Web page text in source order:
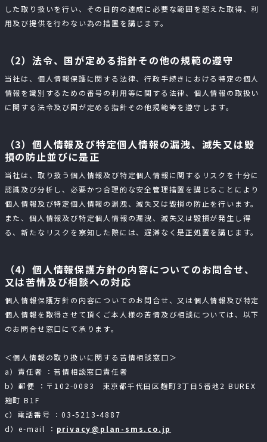
した取り扱いを行い、その目的の達成に必要な範囲を超えた取得、利
用及び提供を行わない為の措置を講じます。
（2）法令、国が定める指針その他の規範の遵守
当社は、個人情報保護に関する法律、行政手続きにおける特定の個人
情報を識別するための番号の利用等に関する法律、個人情報の取扱い
に関する法令及び国が定める指針その他規範等を遵守します。
（3）個人情報及び特定個人情報の漏洩、滅失又は毀
損の防止並びに是正
当社は、取り扱う個人情報及び特定個人情報に関するリスクを十分に
認識及び分析し、必要かつ合理的な安全管理措置を講じることにより
個人情報及び特定個人情報の漏洩、滅失又は毀損の防止を行います。
また、個人情報及び特定個人情報の漏洩、滅失又は毀損が発生し得
る、新たなリスクを察知した際には、遅滞なく是正処置を講じます。
（4）個人情報保護方針の内容についてのお問合せ、
又は苦情及び相談への対応
個人情報保護方針の内容についてのお問合せ、又は個人情報及び特定
個人情報を取得させて頂くご本人様の苦情及び相談については、以下
のお問合せ窓口にて承ります。
＜個人情報の取り扱いに関する苦情相談窓口＞
a）責任者 ：苦情相談窓口責任者
b）郵便 ：〒102-0083 東京都千代田区麹町3丁目5番地2 BUREX
麹町 B1F
c）電話番号 ：03-5213-4887
d）e-mail ： privacy@plan-sms.co.jp